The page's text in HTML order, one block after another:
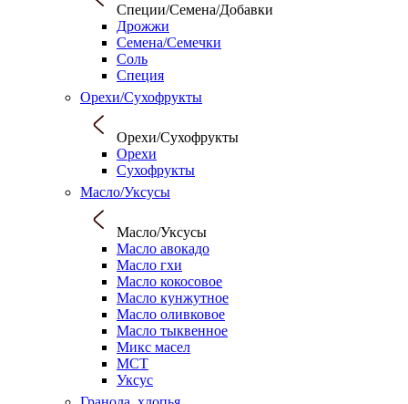
Специи/Семена/Добавки
Дрожжи
Семена/Семечки
Соль
Специя
Орехи/Сухофрукты
Орехи/Сухофрукты
Орехи
Сухофрукты
Масло/Уксусы
Масло/Уксусы
Масло авокадо
Масло гхи
Масло кокосовое
Масло кунжутное
Масло оливковое
Масло тыквенное
Микс масел
МСТ
Уксус